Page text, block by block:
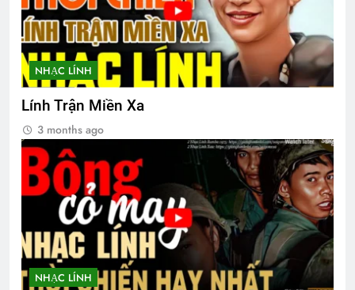
NHẠC LÍNH
Lính Trận Miền Xa
3 months ago
NHẠC LÍNH